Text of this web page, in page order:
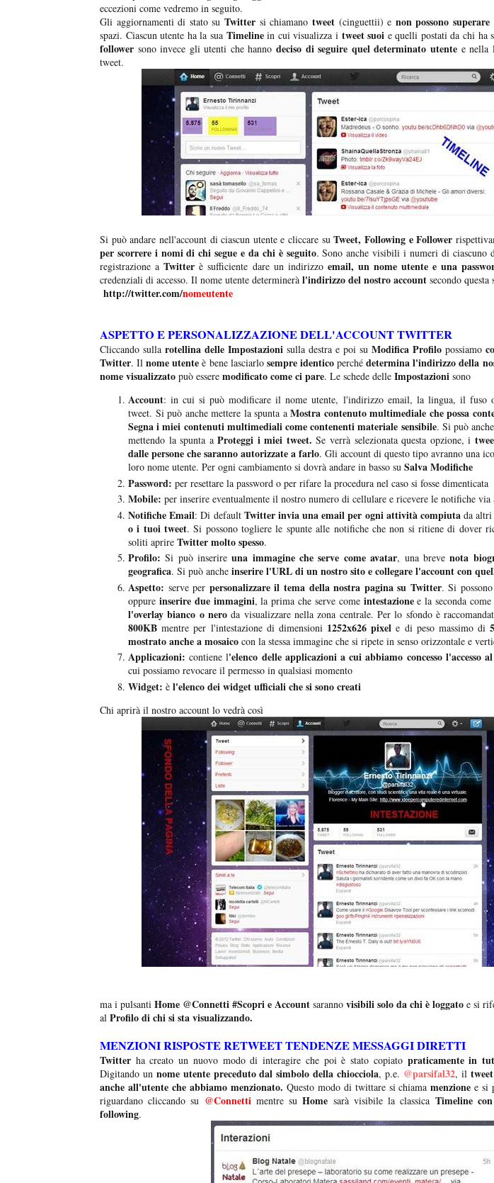
eccezioni come vedremo in seguito.
Gli aggiornamenti di stato suTwitter si chiamano tweet (cinguettii) e non possono
spazi. Ciascun utente ha la sua Timelinein cui visualizza i tweet suoi e quelli postati da chi ha
follower sono invece gli utenti che hannodeciso di seguire quel determinato utentee nella
tweet.
Si può andare nell'account di ciascun utente e cliccare suTweet, Following e Follower
per scorrere i nomi di chi segue e da chi è seguito. Sono anche visibili i numeri di ciascuno
registrazione aTwitter è sufficiente dare un indirizzo email, un nome utente e una
credenziali di accesso. Il nome utente determinerà l'indirizzo del nostro account secondo
http://twitter.com/nomeutente
ASPETTO E PERSONALIZZAZIONE DELL'ACCOUNT TWITTER
Cliccando sulla rotellina delle Impostazioni sulla destra e poi su Modifica Profilo possiamo
Twitter. Ilnome utente è bene lasciarlo sempre identicoperchédetermina l'indirizzo della
nome visualizzato può essere modificato come ci pare. Le schede delle Impostazioni sono
Account: in cui si può modificare il nome utente, l'indirizzo email, la lingua, il fuso
tweet. Si può anche mettere la spunta aMostra contenuto multimediale che possa
Segna i miei contenuti multimediali come contenenti materiale sensibile. Si può
mettendo la spunta aProteggi i miei tweet. Se verrà selezionata questa opzione, i
dalle persone che saranno autorizzate a farlo. Gli account di questo tipo avranno una
loro nome utente. Per ogni cambiamento si dovrà andare in basso su Salva Modifiche
Password: per resettare la password o per rifare la procedura nel caso si fosse dimenticata
Mobile: per inserire eventualmente il nostro numero di cellulare e ricevere le notifiche via
Notifiche Email: Di default Twitter invia una email per ogni attività compiuta da altri
o i tuoi tweet. Si possono togliere le spunte alle notifiche che non si ritiene di dover
soliti aprire Twitter molto spesso.
Profilo: Si può inserireuna immagine che serve come avatar, una brevenota
geografica. Si può anche inserire l'URL di un nostro sito e collegare l'account con
Aspetto: serve per personalizzare il tema della nostra pagina su Twitter. Si
oppure inserire due immagini, la prima che serve come intestazionee la seconda come
l'overlay bianco o nero da visualizzare nella zona centrale. Per lo sfondo è
800KB mentre per l'intestazione di dimensioni 1252x626 pixel e di peso massimo di
mostrato anche a mosaico con la stessa immagine che si ripete in senso orizzontale e
Applicazioni: contiene l'elenco delle applicazioni a cui abbiamo concesso l'accesso
cui possiamo revocare il permesso in qualsiasi momento
Widget: è l'elenco dei widget ufficiali che si sono creati
Chi aprirà il nostro account lo vedrà così
ma i pulsanti Home @Connetti #Scopri e Account saranno visibili solo da chi è loggato e si
al Profilo di chi si sta visualizzando.
MENZIONI RISPOSTE RETWEET TENDENZE MESSAGGI DIRETTI
Twitter ha creato un nuovo modo di interagire che poi è stato copiato praticamente in
Digitando un nome utente preceduto dal simbolo della chiocciola, p.e. @parsifal32, il
anche all'utente che abbiamo menzionato. Questo modo di twittare si chiamamenzionee si
riguardano cliccando su @Connetti mentre suHome sarà visibile la classica Timeline
following.